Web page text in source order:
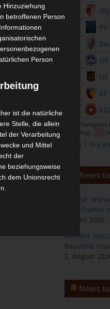
CAF Champions
| Abstieg::
Ligue 1 Pro
News
Sousse:
Abdelhamid
August 2026
Bau des
Baustelle
2. August
News
Hinzuziehung
betroffenen Person
Person
ist die natürliche
Stelle, die allein
der Verarbeitung
und Mittel
der
beziehungsweise
dem Unionsrecht
Behörde,